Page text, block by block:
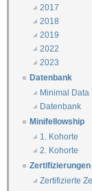
2017
2018
2019
2022
2023
Datenbank
Minimal Data
Datenbank
Minifellowship
1. Kohorte
2. Kohorte
Zertifizierungen
Zertifizierte